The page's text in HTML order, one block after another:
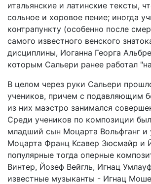
итальянские и латинские тексты,
сольное и хоровое пение; иногда
контрапункту (особенно после
самого известного венского
дисциплины, Иоганна Георга
которым Сальери ранее работал
В целом через руки Сальери
учеников, причем с подавляющим
из них маэстро занимался
Среди учеников по композиции
младший сын Моцарта Вольфганг и
Моцарта Франц Ксавер Зюсмайр и
популярные тогда оперные
Винтер, Йозеф Вейгль, Игнац
известные музыканты - Игнац